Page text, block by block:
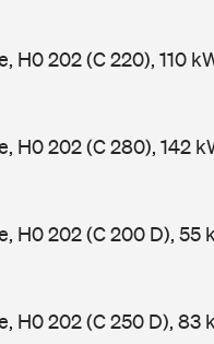
H0 202 (C 220), 110
H0 202 (C 280), 142
H0 202 (C 200 D), 55
H0 202 (C 250 D), 83